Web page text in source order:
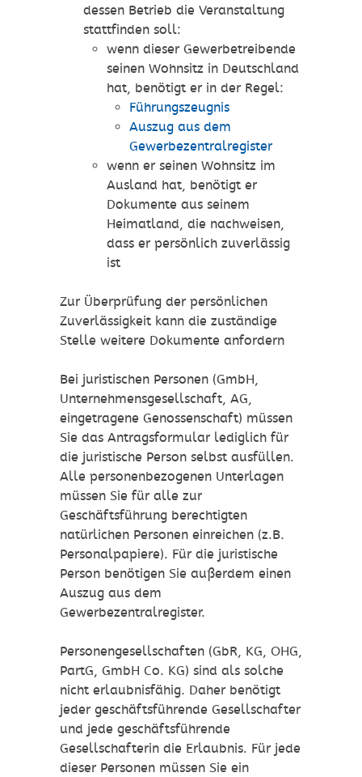
dessen Betrieb die Veranstaltung
stattfinden soll:
wenn dieser Gewerbetreibende
seinen Wohnsitz in Deutschland
hat, benötigt er in der Regel:
Führungszeugnis
Auszug aus dem
Gewerbezentralregister
wenn er seinen Wohnsitz im
Ausland hat, benötigt er
Dokumente aus seinem
Heimatland, die nachweisen,
dass er persönlich zuverlässig
ist
Zur Überprüfung der persönlichen
Zuverlässigkeit kann die zuständige
Stelle weitere Dokumente anfordern
Bei juristischen Personen (GmbH,
Unternehmensgesellschaft, AG,
eingetragene Genossenschaft) müssen
Sie das Antragsformular lediglich für
die juristische Person selbst ausfüllen.
Alle personenbezogenen Unterlagen
müssen Sie für alle zur
Geschäftsführung berechtigten
natürlichen Personen einreichen (z.B.
Personalpapiere). Für die juristische
Person benötigen Sie außerdem einen
Auszug aus dem
Gewerbezentralregister.
Personengesellschaften (GbR, KG, OHG,
PartG, GmbH Co. KG) sind als solche
nicht erlaubnisfähig. Daher benötigt
jeder geschäftsführende Gesellschafter
und jede geschäftsführende
Gesellschafterin die Erlaubnis. Für jede
dieser Personen müssen Sie ein